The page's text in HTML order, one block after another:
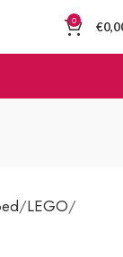
0 €
LEGO